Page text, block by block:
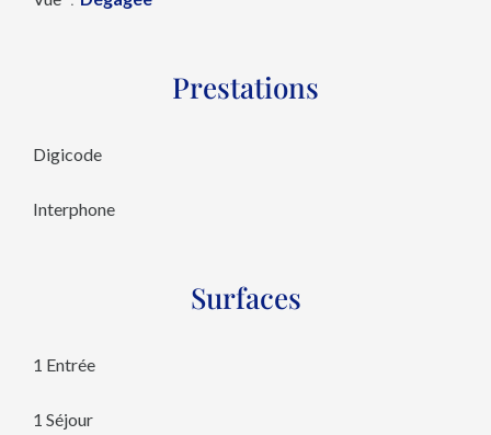
Prestations
Digicode
Interphone
Surfaces
1 Entrée
1 Séjour